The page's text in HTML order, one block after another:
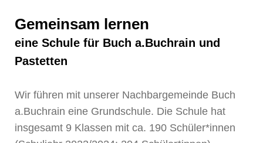
Gemeinsam lernen
eine Schule für Buch a.Buchrain und
Pastetten
Wir führen mit unserer Nachbargemeinde Buch
a.Buchrain eine Grundschule. Die Schule hat
insgesamt 9 Klassen mit ca. 190 Schüler*innen